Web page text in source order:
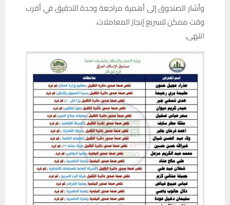
وأشار الصندوق إلى أهمية مراجعة وحدة التدقيق في أقرب
وقت ممكن لتسريع إنجاز المعاملات.
انتهى.